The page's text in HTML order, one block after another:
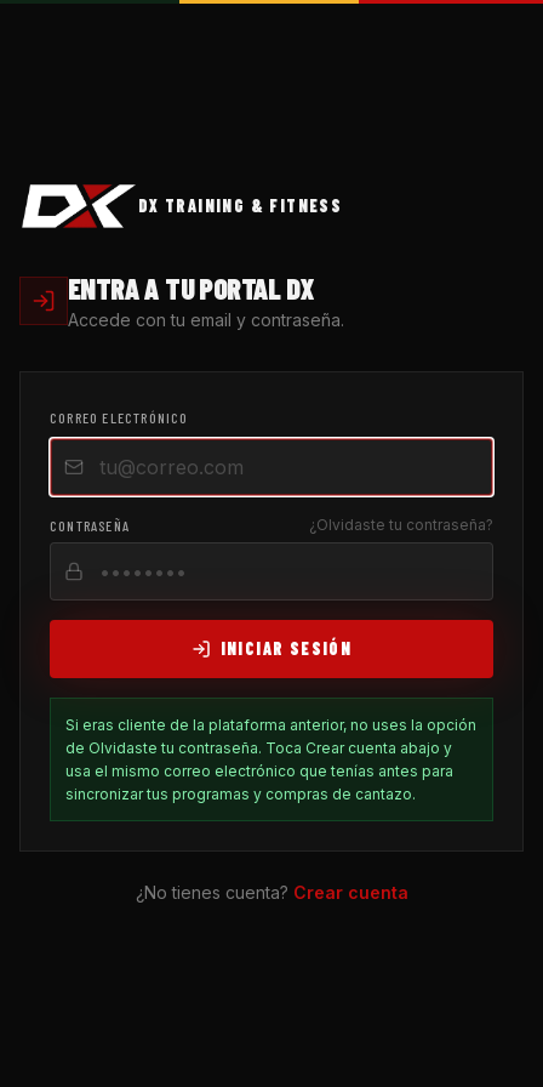
DX TRAINING & FITNESS
ENTRA A TU PORTAL DX
Accede con tu email y contraseña.
CORREO ELECTRÓNICO
CONTRASEÑA ¿Olvidaste tu contraseña?
INICIAR SESIÓN
Si eras cliente de la plataforma anterior, no uses la opción
de Olvidaste tu contraseña. Toca Crear cuenta abajo y
usa el mismo correo electrónico que tenías antes para
sincronizar tus programas y compras de cantazo.
¿No tienes cuenta? Crear cuenta